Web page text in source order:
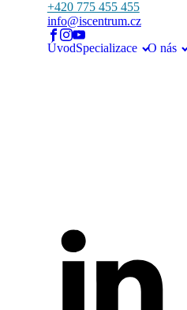
+420 775 455 455
info@iscentrum.cz
ÚvodSpecializace O nás